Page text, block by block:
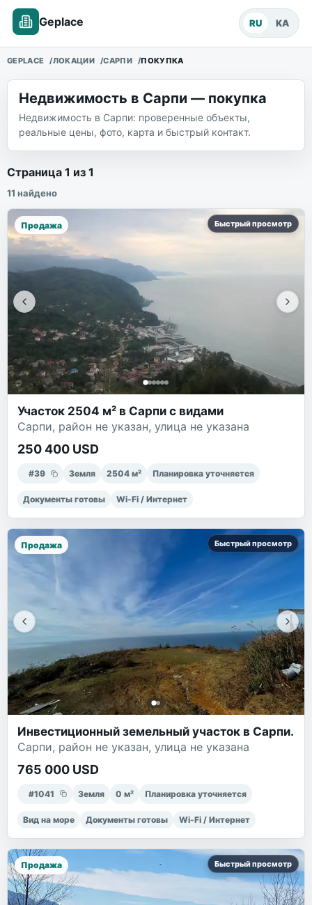
Geplace RU KA
GEPLACE ЛОКАЦИИ САРПИ ПОКУПКА
Недвижимость в Сарпи — покупка
Недвижимость в Сарпи: проверенные объекты,
реальные цены, фото, карта и быстрый контакт.
Объекты недвижимости
Страница 1 из 1
11 найдено
Продажа Быстрый просмотр
Участок 2504 м² в Сарпи с видами
Сарпи, район не указан, улица не указана
250 400 USD
#39 Земля 2504 м² Планировка уточняется
Документы готовы Wi-Fi / Интернет
Продажа Быстрый просмотр
Инвестиционный земельный участок в Сарпи.
Сарпи, район не указан, улица не указана
765 000 USD
#1041 Земля 0 м² Планировка уточняется
Вид на море Документы готовы Wi-Fi / Интернет
Продажа Быстрый просмотр